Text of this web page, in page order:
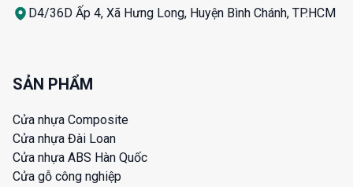
D4/36D Ấp 4, Xã Hưng Long, Huyện Bình Chánh, TP.HCM
SẢN PHẨM
Cửa nhựa Composite
Cửa nhựa Đài Loan
Cửa nhựa ABS Hàn Quốc
Cửa gỗ công nghiệp